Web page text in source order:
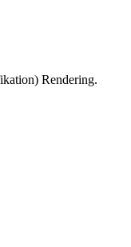
Rendering.